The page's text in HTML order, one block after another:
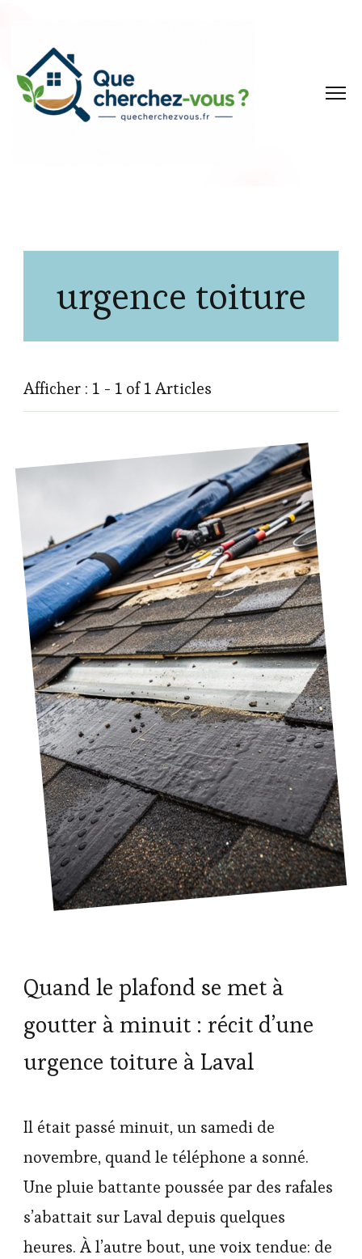
urgence toiture
Afficher : 1 - 1 of 1 Articles
Quand le plafond se met à
goutter à minuit : récit d’une
urgence toiture à Laval
Il était passé minuit, un samedi de
novembre, quand le téléphone a sonné.
Une pluie battante poussée par des rafales
s’abattait sur Laval depuis quelques
heures. À l’autre bout, une voix tendue: de